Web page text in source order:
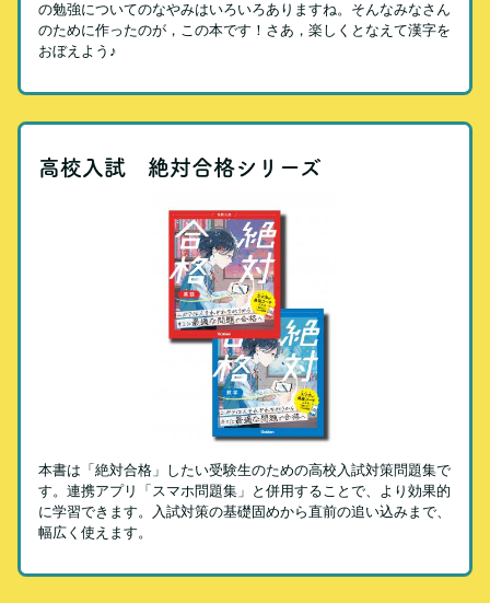
の勉強についてのなやみはいろいろありますね。そんなみなさん
のために作ったのが，この本です！さあ，楽しくとなえて漢字を
おぼえよう♪
高校入試 絶対合格シリーズ
本書は「絶対合格」したい受験生のための高校入試対策問題集で
す。連携アプリ「スマホ問題集」と併用することで、より効果的
に学習できます。入試対策の基礎固めから直前の追い込みまで、
幅広く使えます。